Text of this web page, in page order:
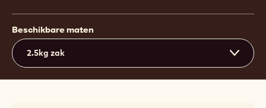
window)
Beschikbare maten
2.5kg zak